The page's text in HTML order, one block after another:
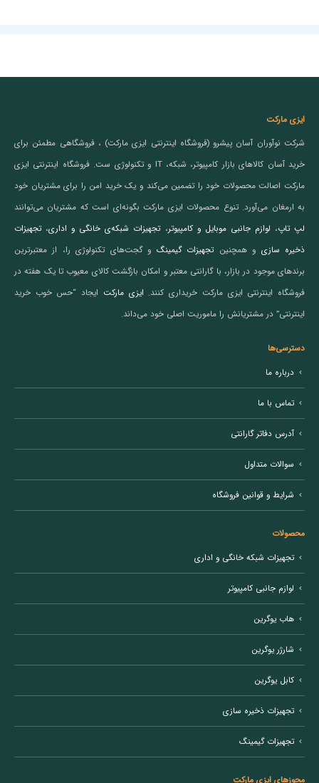
ایزی مارکت
شرکت نوآوران آسان پیشرو (فروشگاه اینترنتی ایزی مارکت) ، فروشگاهی مطمئن برای
خرید آسان کالاهای بازار کامپیوتر، شبکه، IT و تکنولوژی ست. فروشگاه اینترنتی ایزی
مارکت اصالت محصولات خود را تضمین می‌کند و یک خرید امن را برای مشتریان خود
به ارمغان می‌آورد. تنوع محصولات ایزی مارکت بگونه‌ای است که مشتریان می‌توانند
لپ تاپ، لوازم جانبی موبایل و کامپیوتر،تجهیزات شبکه‌ی خانگی و اداری،تجهیزات
ذخیره سازی و همچنینتجهیزات گیمینگ و گجت‌های تکنولوژی را، از معتبرترین
برندهای موجود در بازار، با گارانتی معتبر و امکان بازگشت کالای معیوب تا یک هفته در
فروشگاه اینترنتی ایزی مارکت خریداری کنند. ایزی مارکت ایجاد “حس خوب خرید
اینترنتی” در مشتریانش را ماموریت اصلی خود می‌داند.
دسترسی‌ها
درباره ما
تماس با ما
آدرس دفاتر گارانتی
سوالات متداول
شرایط و قوانین فروشگاه
محصولات
تجهیزات شبکه خانگی و اداری
لوازم جانبی کامپیوتر
هاب یوگرین
شارژر یوگرین
کابل یوگرین
تجهیزات ذخیره سازی
تجهیزات گیمینگ
مجوزهای ایزی مارکت